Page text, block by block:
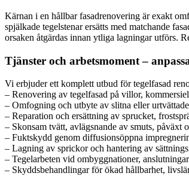
Kärnan i en hållbar fasadrenovering är exakt
spjälkade tegelstenar ersätts med matchande
orsaken åtgärdas innan ytliga lagningar utförs.
Tjänster och arbetsmoment –
Vi erbjuder ett komplett utbud för tegelfasad
– Renovering av tegelfasad på villor,
– Omfogning och utbyte av slitna eller
– Reparation och ersättning av sprucket,
– Skonsam tvätt, avlägsnande av smuts, påväxt
– Fuktskydd genom diffusionsöppna
– Lagning av sprickor och hantering av
– Tegelarbeten vid ombyggnationer,
– Skyddsbehandlingar för ökad hållbarhet,